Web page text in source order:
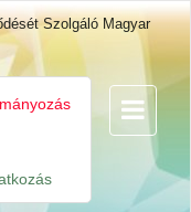
Szolgáló Magyar
Navigáció